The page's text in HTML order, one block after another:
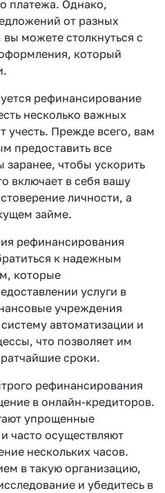
платежа. Однако,
от разных
можете столкнуться с
который
рефинансирование
несколько важных
учесть. Прежде всего, вам
предоставить все
чтобы ускорить
включает в себя вашу
личности, а
займе.
рефинансирования
к надежным
которые
услуги в
учреждения
автоматизации и
что позволяет им
сроки.
рефинансирования
в онлайн-кредиторов.
упрощенные
часто осуществляют
нескольких часов.
в такую организацию,
и убедитесь в